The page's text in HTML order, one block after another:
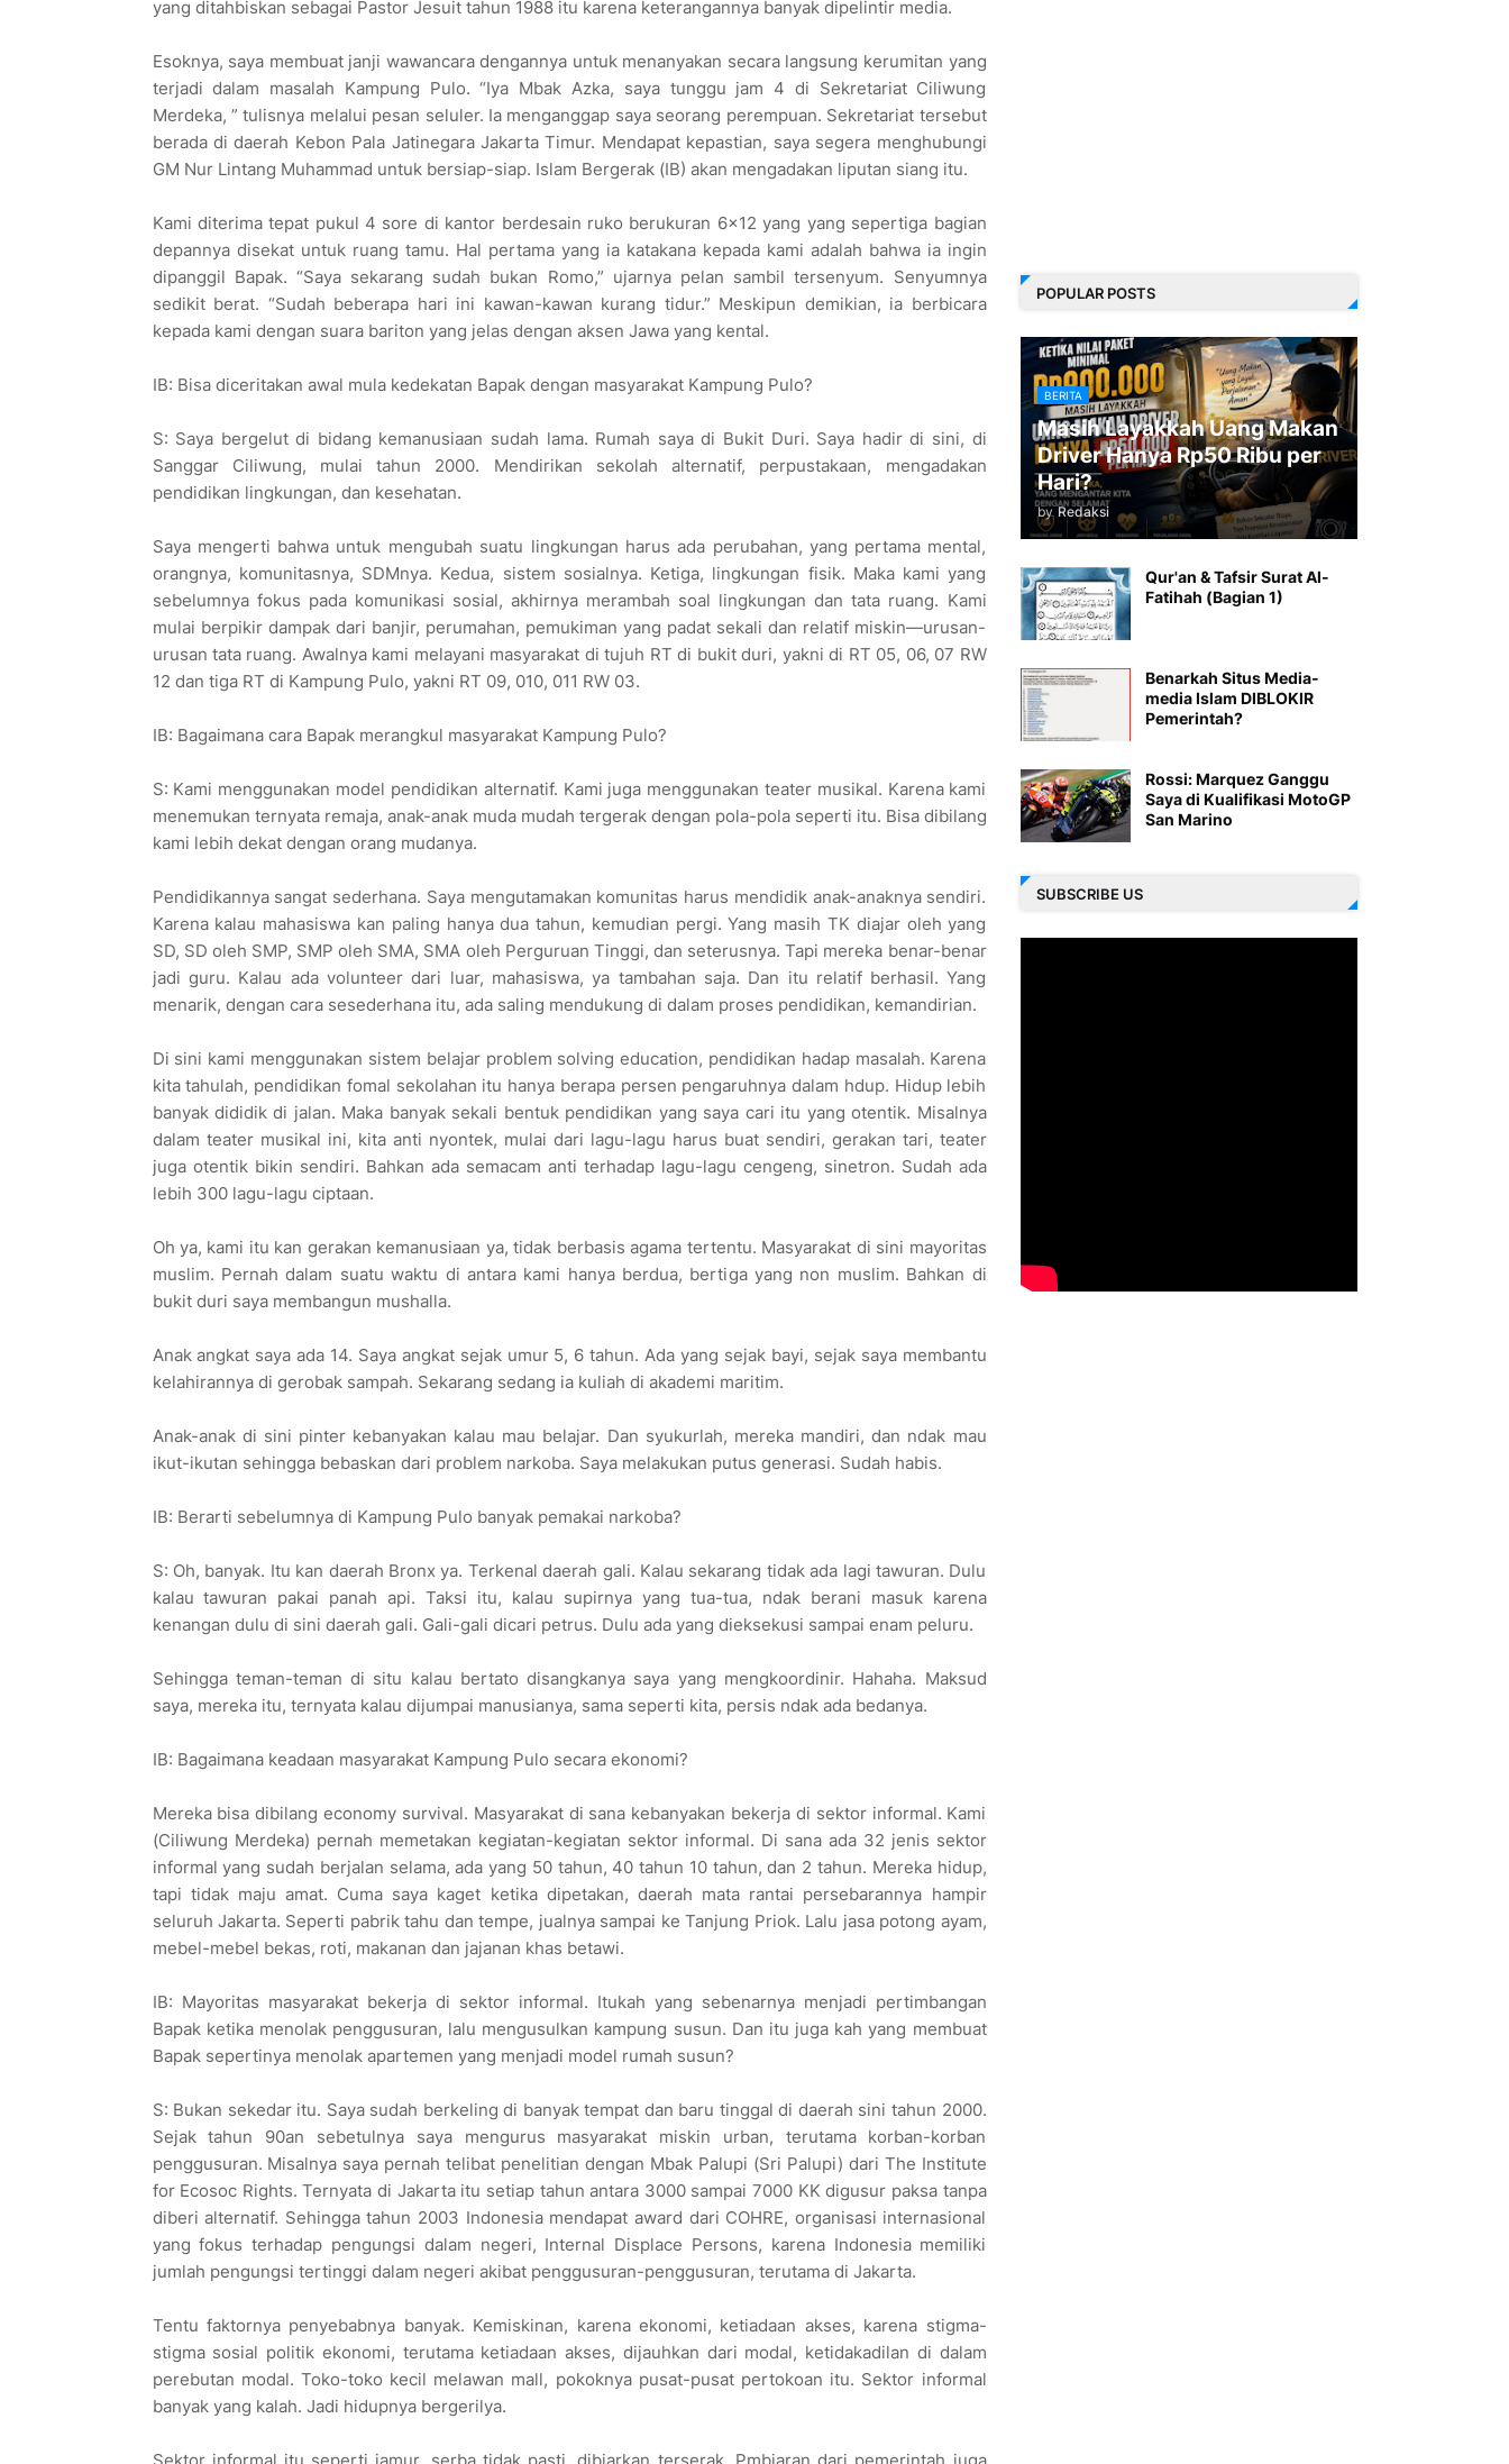
yang ditahbiskan sebagai Pastor Jesuit tahun 1988 itu karena keterangannya banyak dipelintir media.
Esoknya, saya membuat janji wawancara dengannya untuk menanyakan secara langsung kerumitan yang
terjadi dalam masalah Kampung Pulo. “Iya Mbak Azka, saya tunggu jam 4 di Sekretariat Ciliwung
Merdeka, ” tulisnya melalui pesan seluler. Ia menganggap saya seorang perempuan. Sekretariat tersebut
berada di daerah Kebon Pala Jatinegara Jakarta Timur. Mendapat kepastian, saya segera menghubungi
GM Nur Lintang Muhammad untuk bersiap-siap. Islam Bergerak (IB) akan mengadakan liputan siang itu.
Kami diterima tepat pukul 4 sore di kantor berdesain ruko berukuran 6×12 yang yang sepertiga bagian
depannya disekat untuk ruang tamu. Hal pertama yang ia katakana kepada kami adalah bahwa ia ingin
dipanggil Bapak. “Saya sekarang sudah bukan Romo,” ujarnya pelan sambil tersenyum. Senyumnya
sedikit berat. “Sudah beberapa hari ini kawan-kawan kurang tidur.” Meskipun demikian, ia berbicara
kepada kami dengan suara bariton yang jelas dengan aksen Jawa yang kental.
IB: Bisa diceritakan awal mula kedekatan Bapak dengan masyarakat Kampung Pulo?
S: Saya bergelut di bidang kemanusiaan sudah lama. Rumah saya di Bukit Duri. Saya hadir di sini, di
Sanggar Ciliwung, mulai tahun 2000. Mendirikan sekolah alternatif, perpustakaan, mengadakan
pendidikan lingkungan, dan kesehatan.
Saya mengerti bahwa untuk mengubah suatu lingkungan harus ada perubahan, yang pertama mental,
orangnya, komunitasnya, SDMnya. Kedua, sistem sosialnya. Ketiga, lingkungan fisik. Maka kami yang
sebelumnya fokus pada komunikasi sosial, akhirnya merambah soal lingkungan dan tata ruang. Kami
mulai berpikir dampak dari banjir, perumahan, pemukiman yang padat sekali dan relatif miskin—urusan-
urusan tata ruang. Awalnya kami melayani masyarakat di tujuh RT di bukit duri, yakni di RT 05, 06, 07 RW
12 dan tiga RT di Kampung Pulo, yakni RT 09, 010, 011 RW 03.
IB: Bagaimana cara Bapak merangkul masyarakat Kampung Pulo?
S: Kami menggunakan model pendidikan alternatif. Kami juga menggunakan teater musikal. Karena kami
menemukan ternyata remaja, anak-anak muda mudah tergerak dengan pola-pola seperti itu. Bisa dibilang
kami lebih dekat dengan orang mudanya.
Pendidikannya sangat sederhana. Saya mengutamakan komunitas harus mendidik anak-anaknya sendiri.
Karena kalau mahasiswa kan paling hanya dua tahun, kemudian pergi. Yang masih TK diajar oleh yang
SD, SD oleh SMP, SMP oleh SMA, SMA oleh Perguruan Tinggi, dan seterusnya. Tapi mereka benar-benar
jadi guru. Kalau ada volunteer dari luar, mahasiswa, ya tambahan saja. Dan itu relatif berhasil. Yang
menarik, dengan cara sesederhana itu, ada saling mendukung di dalam proses pendidikan, kemandirian.
Di sini kami menggunakan sistem belajar problem solving education, pendidikan hadap masalah. Karena
kita tahulah, pendidikan fomal sekolahan itu hanya berapa persen pengaruhnya dalam hdup. Hidup lebih
banyak dididik di jalan. Maka banyak sekali bentuk pendidikan yang saya cari itu yang otentik. Misalnya
dalam teater musikal ini, kita anti nyontek, mulai dari lagu-lagu harus buat sendiri, gerakan tari, teater
juga otentik bikin sendiri. Bahkan ada semacam anti terhadap lagu-lagu cengeng, sinetron. Sudah ada
lebih 300 lagu-lagu ciptaan.
Oh ya, kami itu kan gerakan kemanusiaan ya, tidak berbasis agama tertentu. Masyarakat di sini mayoritas
muslim. Pernah dalam suatu waktu di antara kami hanya berdua, bertiga yang non muslim. Bahkan di
bukit duri saya membangun mushalla.
Anak angkat saya ada 14. Saya angkat sejak umur 5, 6 tahun. Ada yang sejak bayi, sejak saya membantu
kelahirannya di gerobak sampah. Sekarang sedang ia kuliah di akademi maritim.
Anak-anak di sini pinter kebanyakan kalau mau belajar. Dan syukurlah, mereka mandiri, dan ndak mau
ikut-ikutan sehingga bebaskan dari problem narkoba. Saya melakukan putus generasi. Sudah habis.
IB: Berarti sebelumnya di Kampung Pulo banyak pemakai narkoba?
S: Oh, banyak. Itu kan daerah Bronx ya. Terkenal daerah gali. Kalau sekarang tidak ada lagi tawuran. Dulu
kalau tawuran pakai panah api. Taksi itu, kalau supirnya yang tua-tua, ndak berani masuk karena
kenangan dulu di sini daerah gali. Gali-gali dicari petrus. Dulu ada yang dieksekusi sampai enam peluru.
Sehingga teman-teman di situ kalau bertato disangkanya saya yang mengkoordinir. Hahaha. Maksud
saya, mereka itu, ternyata kalau dijumpai manusianya, sama seperti kita, persis ndak ada bedanya.
IB: Bagaimana keadaan masyarakat Kampung Pulo secara ekonomi?
Mereka bisa dibilang economy survival. Masyarakat di sana kebanyakan bekerja di sektor informal. Kami
(Ciliwung Merdeka) pernah memetakan kegiatan-kegiatan sektor informal. Di sana ada 32 jenis sektor
informal yang sudah berjalan selama, ada yang 50 tahun, 40 tahun 10 tahun, dan 2 tahun. Mereka hidup,
tapi tidak maju amat. Cuma saya kaget ketika dipetakan, daerah mata rantai persebarannya hampir
seluruh Jakarta. Seperti pabrik tahu dan tempe, jualnya sampai ke Tanjung Priok. Lalu jasa potong ayam,
mebel-mebel bekas, roti, makanan dan jajanan khas betawi.
IB: Mayoritas masyarakat bekerja di sektor informal. Itukah yang sebenarnya menjadi pertimbangan
Bapak ketika menolak penggusuran, lalu mengusulkan kampung susun. Dan itu juga kah yang membuat
Bapak sepertinya menolak apartemen yang menjadi model rumah susun?
S: Bukan sekedar itu. Saya sudah berkeling di banyak tempat dan baru tinggal di daerah sini tahun 2000.
Sejak tahun 90an sebetulnya saya mengurus masyarakat miskin urban, terutama korban-korban
penggusuran. Misalnya saya pernah telibat penelitian dengan Mbak Palupi (Sri Palupi) dari The Institute
for Ecosoc Rights. Ternyata di Jakarta itu setiap tahun antara 3000 sampai 7000 KK digusur paksa tanpa
diberi alternatif. Sehingga tahun 2003 Indonesia mendapat award dari COHRE, organisasi internasional
yang fokus terhadap pengungsi dalam negeri, Internal Displace Persons, karena Indonesia memiliki
jumlah pengungsi tertinggi dalam negeri akibat penggusuran-penggusuran, terutama di Jakarta.
Tentu faktornya penyebabnya banyak. Kemiskinan, karena ekonomi, ketiadaan akses, karena stigma-
stigma sosial politik ekonomi, terutama ketiadaan akses, dijauhkan dari modal, ketidakadilan di dalam
perebutan modal. Toko-toko kecil melawan mall, pokoknya pusat-pusat pertokoan itu. Sektor informal
banyak yang kalah. Jadi hidupnya bergerilya.
POPULAR POSTS
BERITA
Masih Layakkah Uang Makan
Driver Hanya Rp50 Ribu per
Hari?
by Redaksi
Qur'an & Tafsir Surat Al-
Fatihah (Bagian 1)
Benarkah Situs Media-
media Islam DIBLOKIR
Pemerintah?
Rossi: Marquez Ganggu
Saya di Kualifikasi MotoGP
San Marino
SUBSCRIBE US